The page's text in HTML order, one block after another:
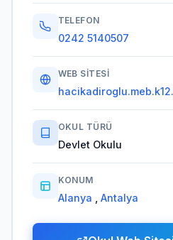
TELEFON
0242 5140507
WEB SITESI
OKUL TÜRÜ
Devlet Okulu
KONUM
Alanya Antalya